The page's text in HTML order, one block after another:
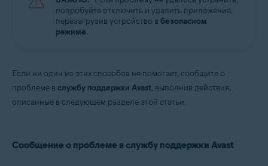
попробуйте отключить и удалить приложение,
перезагрузив устройство в безопасном
режиме.
Если ни один из этих способов не помогает, сообщите о
проблеме в службу поддержки Avast, выполнив действия,
описанные в следующем разделе этой статьи.
Сообщение о проблеме в службу поддержки Avast